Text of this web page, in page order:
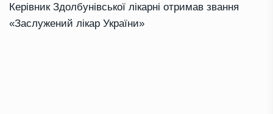
Керівник Здолбунівської лікарні отримав звання
«Заслужений лікар України»